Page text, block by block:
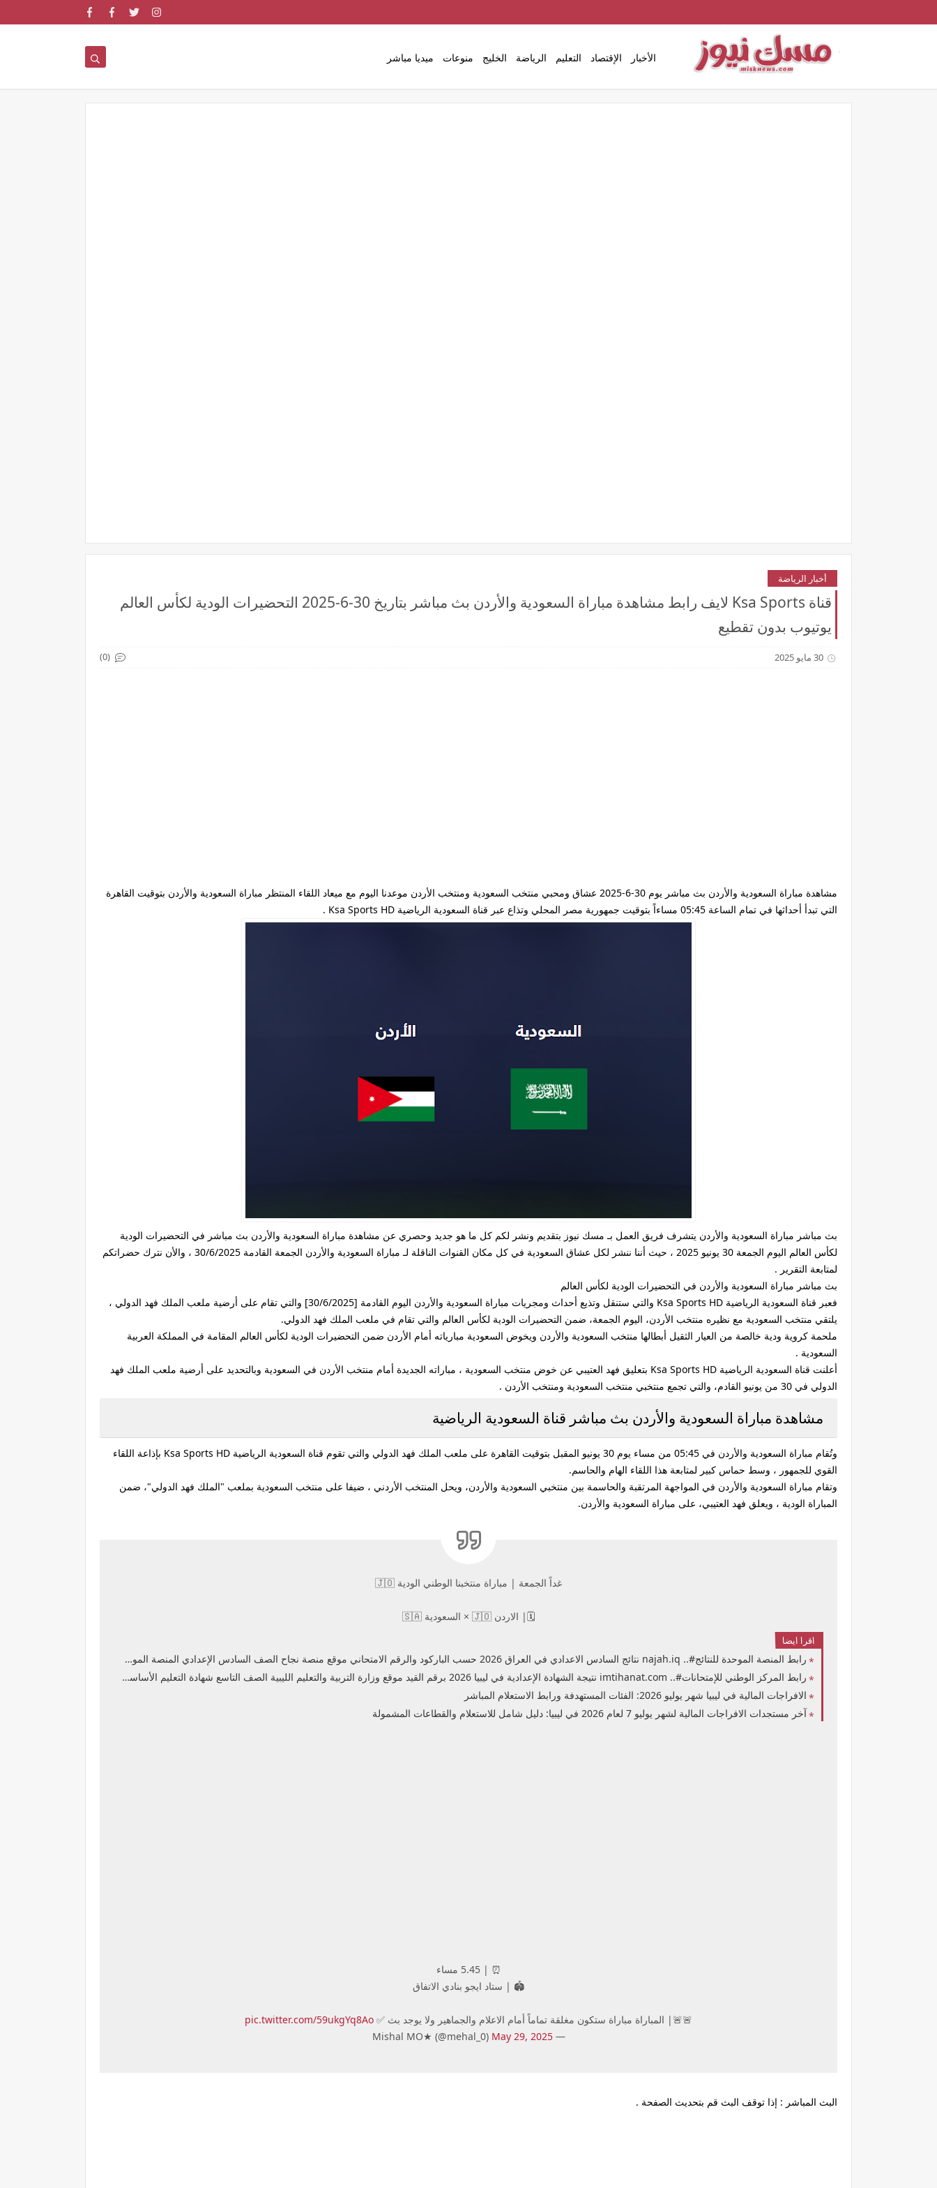
الأخبار الإقتصاد التعليم الرياضة الخليج منوعات ميديا مباشر
أخبار الرياضة
قناة Ksa Sports لايف رابط مشاهدة مباراة السعودية والأردن بث مباشر بتاريخ 30-6-2025 التحضيرات الودية لكأس العالم
يوتيوب بدون تقطيع
30 مايو 2025 (0)
مشاهدة مباراة السعودية والأردن بث مباشر يوم 30-6-2025 عشاق ومحبي منتخب السعودية ومنتخب الأردن موعدنا اليوم مع ميعاد اللقاء المنتظر مباراة السعودية والأردن بتوقيت القاهرة
التي تبدأ أحداثها في تمام الساعة 05:45 مساءاً بتوقيت جمهورية مصر المحلي وتذاع عبر قناة السعودية الرياضية Ksa Sports HD .
بث مباشر مباراة السعودية والأردن يتشرف فريق العمل بـ مسك نيوز بتقديم ونشر لكم كل ما هو جديد وحصري عن مشاهدة مباراة السعودية والأردن بث مباشر في التحضيرات الودية
لكأس العالم اليوم الجمعة 30 يونيو 2025 ، حيث أننا ننشر لكل عشاق السعودية في كل مكان القنوات الناقلة لـ مباراة السعودية والأردن الجمعة القادمة 30/6/2025 ، والأن نترك حضراتكم
لمتابعة التقرير .
بث مباشر مباراة السعودية والأردن في التحضيرات الودية لكأس العالم
فعبر قناة السعودية الرياضية Ksa Sports HD والتي ستنقل وتذيع أحداث ومجريات مباراة السعودية والأردن اليوم القادمة [30/6/2025] والتي تقام على أرضية ملعب الملك فهد الدولي ،
يلتقي منتخب السعودية مع نظيره منتخب الأردن، اليوم الجمعة، ضمن التحضيرات الودية لكأس العالم والتي تقام في ملعب الملك فهد الدولي.
ملحمة كروية ودية خالصة من العيار الثقيل أبطالها منتخب السعودية والأردن ويخوض السعودية مبارياته أمام الأردن ضمن التحضيرات الودية لكأس العالم المقامة في المملكة العربية
السعودية .
أعلنت قناة السعودية الرياضية Ksa Sports HD بتعليق فهد العتيبي عن خوض منتخب السعودية ، مباراته الجديدة أمام منتخب الأردن في السعودية وبالتحديد على أرضية ملعب الملك فهد
الدولي في 30 من يونيو القادم، والتي تجمع منتخبي منتخب السعودية ومنتخب الأردن .
مشاهدة مباراة السعودية والأردن بث مباشر قناة السعودية الرياضية
وتُقام مباراة السعودية والأردن في 05:45 من مساء يوم 30 يونيو المقبل بتوقيت القاهرة على ملعب الملك فهد الدولي والتي تقوم قناة السعودية الرياضية Ksa Sports HD بإذاعة اللقاء
القوي للجمهور ، وسط حماس كبير لمتابعة هذا اللقاء الهام والحاسم.
وتقام مباراة السعودية والأردن في المواجهة المرتقبة والحاسمة بين منتخبي السعودية والأردن، ويحل المنتخب الأردني ، ضيفا على منتخب السعودية بملعب "الملك فهد الدولي"، ضمن
المباراة الودية ، ويعلق فهد العتيبي، على مباراة السعودية والأردن.
غداً الجمعة | مباراة منتخبنا الوطني الودية 🇯🇴
🗓️| الاردن 🇯🇴 × السعودية 🇸🇦
اقرا ايضا
رابط المنصة الموحدة للنتائج#.. najah.iq نتائج السادس الاعدادي في العراق 2026 حسب الباركود والرقم الامتحاني موقع منصة نجاح الصف السادس الإعدادي المنصة الموحدة للاعلان عن النتائج
رابط المركز الوطني للإمتحانات#.. imtihanat.com نتيجة الشهادة الإعدادية في ليبيا 2026 برقم القيد موقع وزارة التربية والتعليم الليبية الصف التاسع شهادة التعليم الأساسي حكومة الوحدة الوطنية
الافراجات المالية في ليبيا شهر يوليو 2026: الفئات المستهدفة ورابط الاستعلام المباشر
آخر مستجدات الافراجات المالية لشهر يوليو 7 لعام 2026 في ليبيا: دليل شامل للاستعلام والقطاعات المشمولة
⏰ | 5.45 مساء
🏟️ | ستاد ايجو بنادي الاتفاق
🚨🚨| المباراة مباراة ستكون مغلقة تماماً أمام الاعلام والجماهير ولا يوجد بث ✅ pic.twitter.com/59ukgYq8Ao
— Mishal MO★ (@mehal_0)
May 29, 2025
البث المباشر : إذا توقف البث قم بتحديث الصفحة .